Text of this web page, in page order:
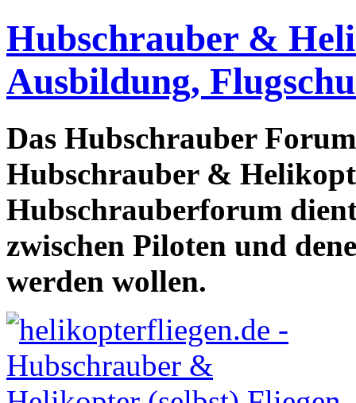
Hubschrauber &
Ausbildung,
Das Hubschrauber
Hubschrauber &
Hubschrauberforum
zwischen Piloten und
werden wollen.